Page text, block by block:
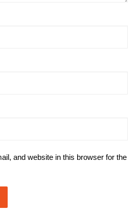
and website in this browser for the